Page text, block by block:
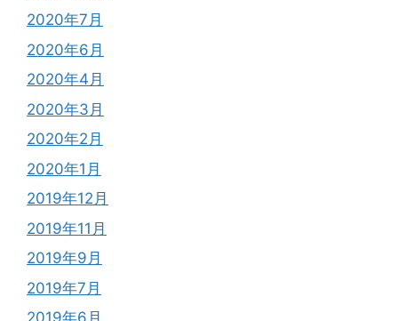
2020年7月
2020年6月
2020年4月
2020年3月
2020年2月
2020年1月
2019年12月
2019年11月
2019年9月
2019年7月
2019年6月